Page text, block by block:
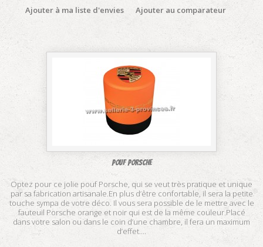
Ajouter à ma liste d'envies Ajouter au comparateur
Pouf Porsche
Optez pour ce jolie pouf Porsche, qui se veut très pratique et unique
par sa fabrication artisanale.En plus d’être confortable, il sera la petite
touche sympa de votre déco. Il vous sera possible de le mettre avec le
fauteuil Porsche orange et noir qui est de la même couleur.Placé
dans votre salon ou dans le coin d’une chambre, il fera un maximum
d’effet....